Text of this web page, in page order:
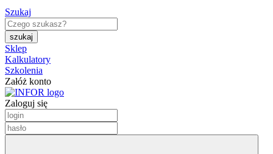
Szukaj
Sklep
Kalkulatory
Szkolenia
Załóż konto
Zaloguj się